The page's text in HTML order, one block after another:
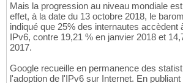
Mais la progression au niveau mondiale
effet, à la date du 13 octobre 2018, le
indiqué que 25% des internautes
IPv6, contre 19,21 % en janvier 2018 et
2017.
Google recueille en permanence des
l'adoption de l'IPv6 sur Internet. En